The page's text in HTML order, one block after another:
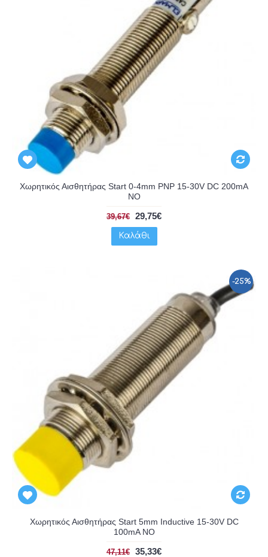
Χωρητικός Αισθητήρας Start 0-4mm PNP 15-30V DC 200mA
NO
39,67€ 29,75€
Καλάθι
-25%
Χωρητικός Αισθητήρας Start 5mm Inductive 15-30V DC
100mA NO
47,11€ 35,33€